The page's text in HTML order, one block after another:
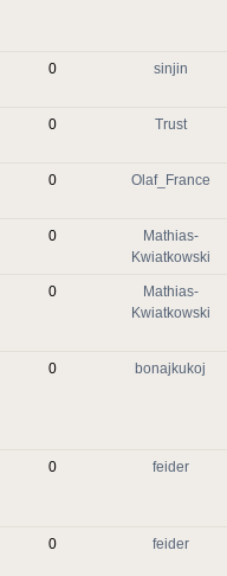
0 sinjin
0 Trust
0 Olaf_France
0
Mathias-
Kwiatkowski
0
Mathias-
Kwiatkowski
0 bonajkukoj
0 feider
0 feider